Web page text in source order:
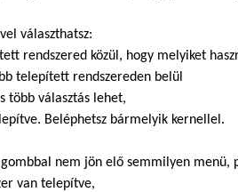
választhatsz:
rendszered közül, hogy melyiket
telepített rendszereden belül
több választás lehet,
Beléphetsz bármelyik kernellel.
nem jön elő semmilyen menü,
van telepítve,